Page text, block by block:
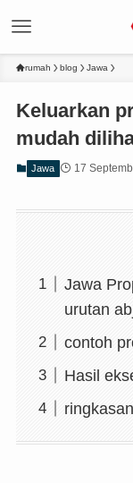
rumah blog Jawa
Keluarkan
mudah
Jawa 17
Jawa
urutan
contoh
Hasil
ringkasan